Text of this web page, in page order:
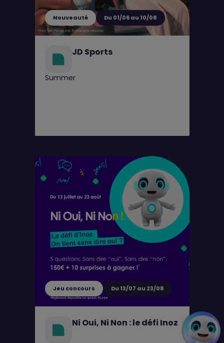
Nouveauté Du 01/06 au 10/08
JD Sports
Summer
Jeu concours Du 13/07 au 23/08
Ni Oui, Ni Non : le défi Inoz